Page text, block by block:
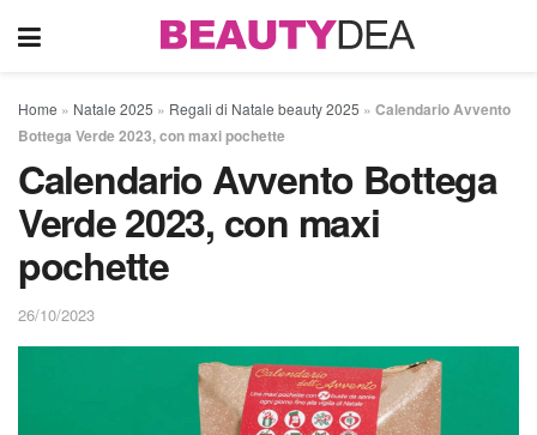
Home » Natale 2025 » Regali di Natale beauty 2025 » Calendario Avvento
Bottega Verde 2023, con maxi pochette
Calendario Avvento Bottega
Verde 2023, con maxi
pochette
26/10/2023